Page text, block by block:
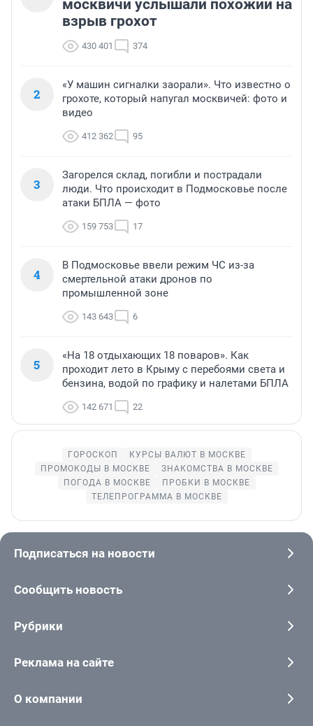
москвичи услышали похожий на
взрыв грохот
430 401 374
2
«У машин сигналки заорали». Что известно о
грохоте, который напугал москвичей: фото и
видео
412 362 95
3
Загорелся склад, погибли и пострадали
люди. Что происходит в Подмосковье после
атаки БПЛА — фото
159 753 17
4
В Подмосковье ввели режим ЧС из-за
смертельной атаки дронов по
промышленной зоне
143 643 6
5
«На 18 отдыхающих 18 поваров». Как
проходит лето в Крыму с перебоями света и
бензина, водой по графику и налетами БПЛА
142 671 22
ГОРОСКОП
КУРСЫ ВАЛЮТ В МОСКВЕ
ПРОМОКОДЫ В МОСКВЕ
ЗНАКОМСТВА В МОСКВЕ
ПОГОДА В МОСКВЕ
ПРОБКИ В МОСКВЕ
ТЕЛЕПРОГРАММА В МОСКВЕ
Подписаться на новости
Сообщить новость
Рубрики
Реклама на сайте
О компании